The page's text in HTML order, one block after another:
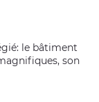
le bâtiment
son